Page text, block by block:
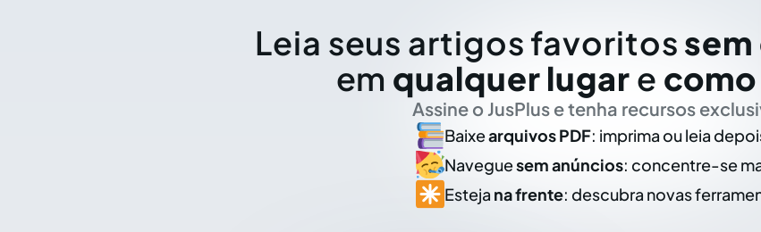
Leia seus artigos favoritos
em qualquer lugar e
Assine o JusPlus e tenha recursos
Baixearquivos PDF: imprima ou leia
Naveguesem anúncios: concentre-se
Esteja na frente: descubra novas